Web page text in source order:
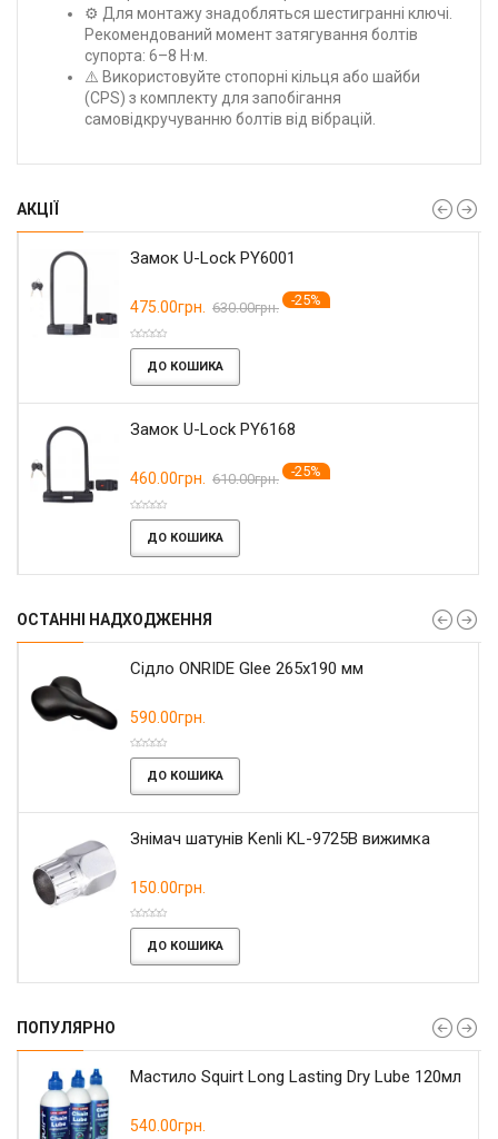
⚙️ Для монтажу знадобляться шестигранні ключі.
Рекомендований момент затягування болтів
супорта: 6–8 Н·м.
⚠️ Використовуйте стопорні кільця або шайби
(CPS) з комплекту для запобігання
самовідкручуванню болтів від вібрацій.
АКЦІЇ
Замок U-Lock PY6001
475.00грн. 630.00грн. -25%
ДО КОШИКА
Замок U-Lock PY6168
460.00грн. 610.00грн. -25%
ДО КОШИКА
ОСТАННІ НАДХОДЖЕННЯ
Сідло ONRIDE Glee 265x190 мм
590.00грн.
ДО КОШИКА
Знімач шатунів Kenli KL-9725B вижимка
150.00грн.
ДО КОШИКА
ПОПУЛЯРНО
Мастило Squirt Long Lasting Dry Lube 120мл
540.00грн.